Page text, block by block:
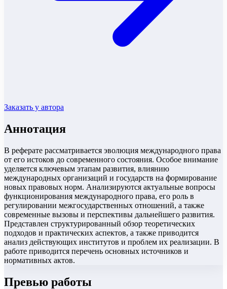
Заказать у автора
Аннотация
В реферате рассматривается эволюция международного права
от его истоков до современного состояния. Особое внимание
уделяется ключевым этапам развития, влиянию
международных организаций и государств на формирование
новых правовых норм. Анализируются актуальные вопросы
функционирования международного права, его роль в
регулировании межгосударственных отношений, а также
современные вызовы и перспективы дальнейшего развития.
Представлен структурированный обзор теоретических
подходов и практических аспектов, а также приводится
анализ действующих институтов и проблем их реализации. В
работе приводится перечень основных источников и
нормативных актов.
Превью работы